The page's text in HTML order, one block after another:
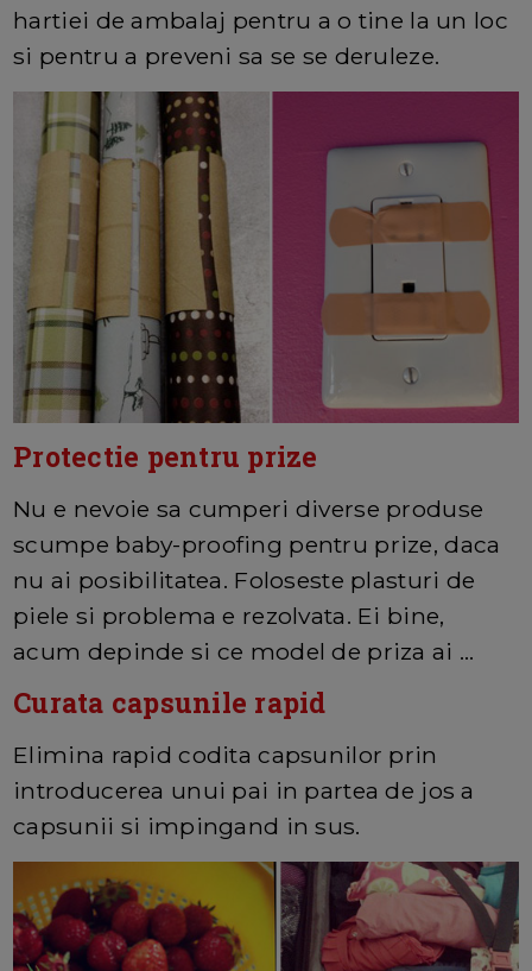
hartiei de ambalaj pentru a o tine la un loc
si pentru a preveni sa se se deruleze.
Protectie pentru prize
Nu e nevoie sa cumperi diverse produse
scumpe baby-proofing pentru prize, daca
nu ai posibilitatea. Foloseste plasturi de
piele si problema e rezolvata. Ei bine,
acum depinde si ce model de priza ai ...
Curata capsunile rapid
Elimina rapid codita capsunilor prin
introducerea unui pai in partea de jos a
capsunii si impingand in sus.